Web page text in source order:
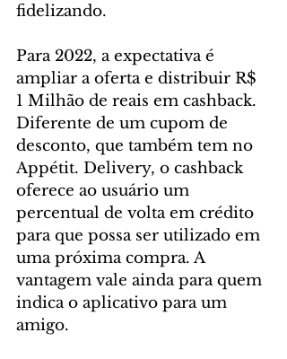
fidelizando.
Para 2022, a expectativa é
ampliar a oferta e distribuir R$
1 Milhão de reais em cashback.
Diferente de um cupom de
desconto, que também tem no
Appétit. Delivery, o cashback
oferece ao usuário um
percentual de volta em crédito
para que possa ser utilizado em
uma próxima compra. A
vantagem vale ainda para quem
indica o aplicativo para um
amigo.